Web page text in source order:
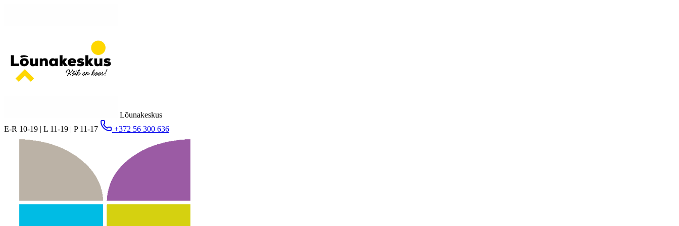
Lõunakeskus
E-R 10-19 | L 11-19 | P 11-17
+372 56 300 636